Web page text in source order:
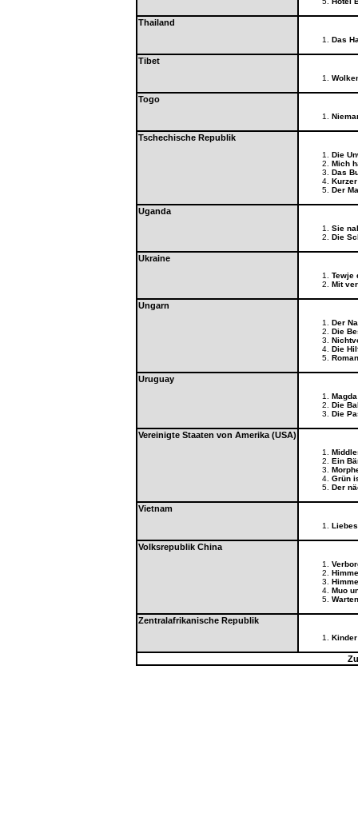
Thailand
Das
Tibet
Togo
Tschechische Republik
Die
Mich
Das
Der
Uganda
Sie
Die
Ukraine
Tewje
Mit
Ungarn
Der
Die
Die
Uruguay
Magda
Die
Die
Vereinigte Staaten von Amerika (USA)
Ein
Grün
Der
Vietnam
Volksrepublik China
Muo
Warten
Zentralafrikanische Republik